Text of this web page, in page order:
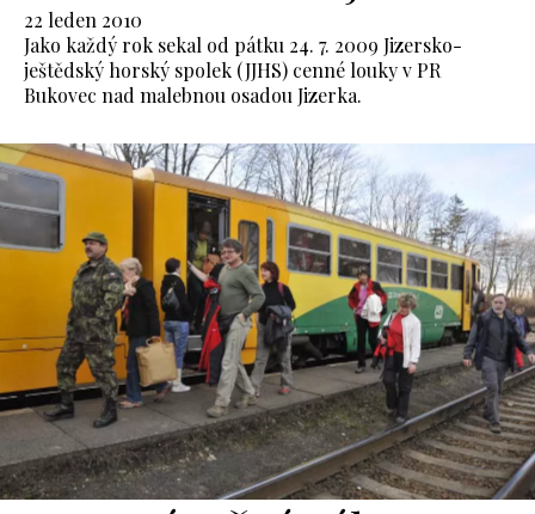
22 leden 2010
Jako každý rok sekal od pátku 24. 7. 2009 Jizersko-
ještědský horský spolek (JJHS) cenné louky v PR
Bukovec nad malebnou osadou Jizerka.